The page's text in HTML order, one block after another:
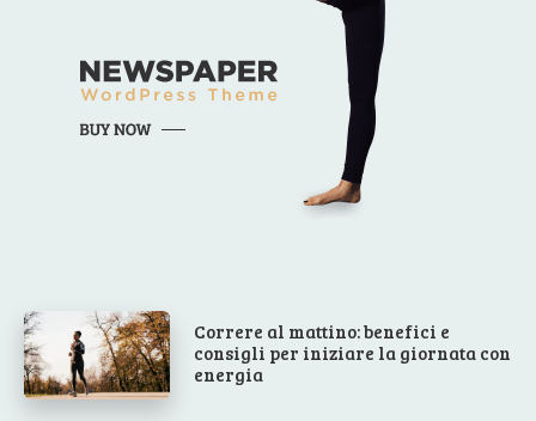
Correre al mattino: benefici e
consigli per iniziare la giornata con
energia